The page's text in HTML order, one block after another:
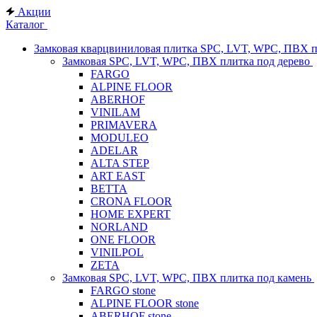
Акции
Каталог
Замковая кварцвиниловая плитка SPC, LVT, WPC, ПВХ
Замковая SPC, LVT, WPC, ПВХ плитка под дерево
FARGO
ALPINE FLOOR
ABERHOF
VINILAM
PRIMAVERA
MODULEO
ADELAR
ALTA STEP
ART EAST
BETTA
CRONA FLOOR
HOME EXPERT
NORLAND
ONE FLOOR
VINILPOL
ZETA
Замковая SPC, LVT, WPC, ПВХ плитка под камень
FARGO stone
ALPINE FLOOR stone